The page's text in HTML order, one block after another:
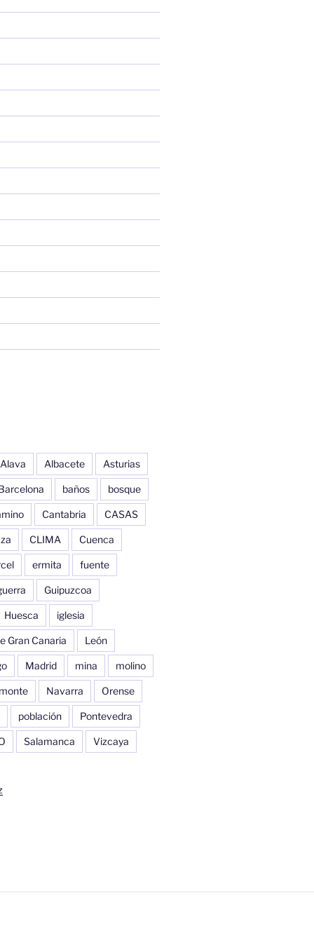
Alava Albacete Asturias
baños bosque
Cantabria CASAS
CLIMA Cuenca
ermita fuente
Guipuzcoa
Huesca iglesia
Gran Canaria León
Madrid mina molino
monte Navarra Orense
población Pontevedra
Salamanca Vizcaya